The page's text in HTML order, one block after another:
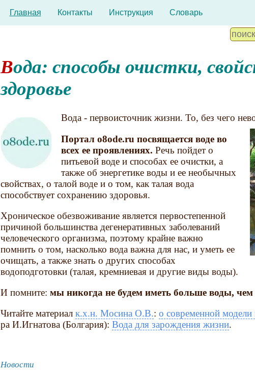
Главная Контакты Инструкция Словарь
Вода: способы очистки, свойства воды и
здоровье
Вода - первоисточник жизни. То, без чего
Портал o8ode.ru посвящается воде во
всех ее проявлениях.Речь пойдет о
питьевой воде и способах ее очистки, а
также об энергетике воды и ее необычных
свойствах, о талой воде и о том, как талая вода
способствует сохранению здоровья.
Хроническое обезвоживание является первостепенной
причиной большинства дегенеративных заболеваний
человеческого организма, поэтому крайне важно
помнить о том, насколько вода важна для нас, и уметь ее
очищать, а также знать о других способах
водоподготовки (талая, кремниевая и другие виды воды).
И помните:мы никогда не будем иметь больше воды, чем
Читайте материалк.х.н. Мосина О.В.:о современной
ра И.Игнатова (Болгария):Вода для зарождения жизни.
Новости